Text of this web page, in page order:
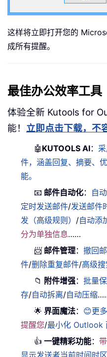
这样将立即打开您的
成所有提醒。
最佳办公效率工具
体验全新 Kutools for
能！ 立即点击下载，不
🤖 KUTOOLS AI：
件，涵盖回复、摘要、
能。
📧 邮件自动化： 自
定时发送邮件/发送邮件
发（高级规则） /自动添
分为单独信息……
📨 邮件管理：撤回
件/删除重复邮件/高级搜
📁 附件增强：批量
存/自动拆离/自动压缩
🌟 界面魔法： 😊更
提醒您/最小化 Outlook
👍 一键精彩功能：